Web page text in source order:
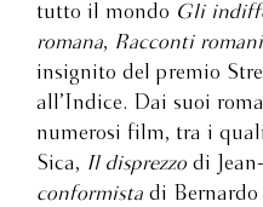
tutto il mondo Gli
romana, Racconti romani
insignito del premio
all’Indice. Dai suoi
numerosi film, tra i quali
Sica, Il disprezzo di
conformista di Bernardo